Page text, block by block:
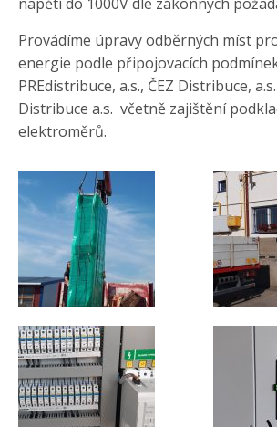
Provádíme úpravy odběrných míst
energie podle připojovacích
PREdistribuce, a.s., ČEZ Distribuce,
Distribuce a.s. včetně zajištění
elektroměrů.